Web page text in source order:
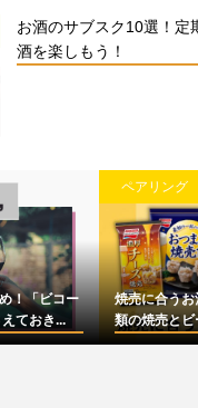
お酒のサブスク10選！定
酒を楽しもう！
！「ビコー
ておき...
ペアリング
焼売に合う
類の焼売と